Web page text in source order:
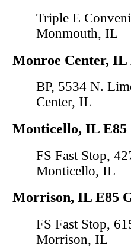
Triple E
Monmouth, IL
Monroe Center, IL
BP, 5534 N.
Center, IL
Monticello, IL E85
FS Fast Stop,
Monticello, IL
Morrison, IL E85
FS Fast Stop,
Morrison, IL